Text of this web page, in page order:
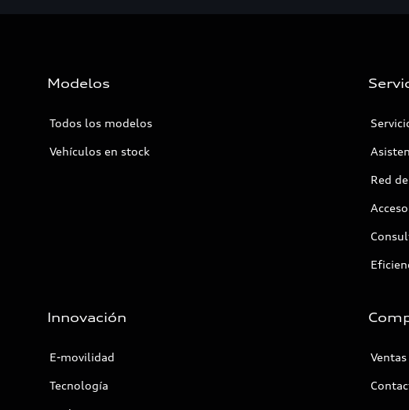
Modelos
Todos los modelos
Vehículos en stock
Red
Innovación
E-movilidad
Tecnología